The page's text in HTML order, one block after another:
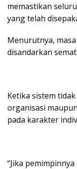
memastikan
yang telah
Menurutnya,
disandarkan
Ketika sistem
organisasi
pada karakter
“Jika